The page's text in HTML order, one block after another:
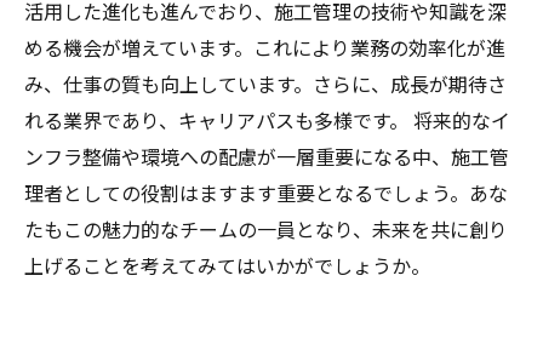
活用した進化も進んでおり、施工管理の技術や知識を深
める機会が増えています。これにより業務の効率化が進
み、仕事の質も向上しています。さらに、成長が期待さ
れる業界であり、キャリアパスも多様です。 将来的なイ
ンフラ整備や環境への配慮が一層重要になる中、施工管
理者としての役割はますます重要となるでしょう。あな
たもこの魅力的なチームの一員となり、未来を共に創り
上げることを考えてみてはいかがでしょうか。